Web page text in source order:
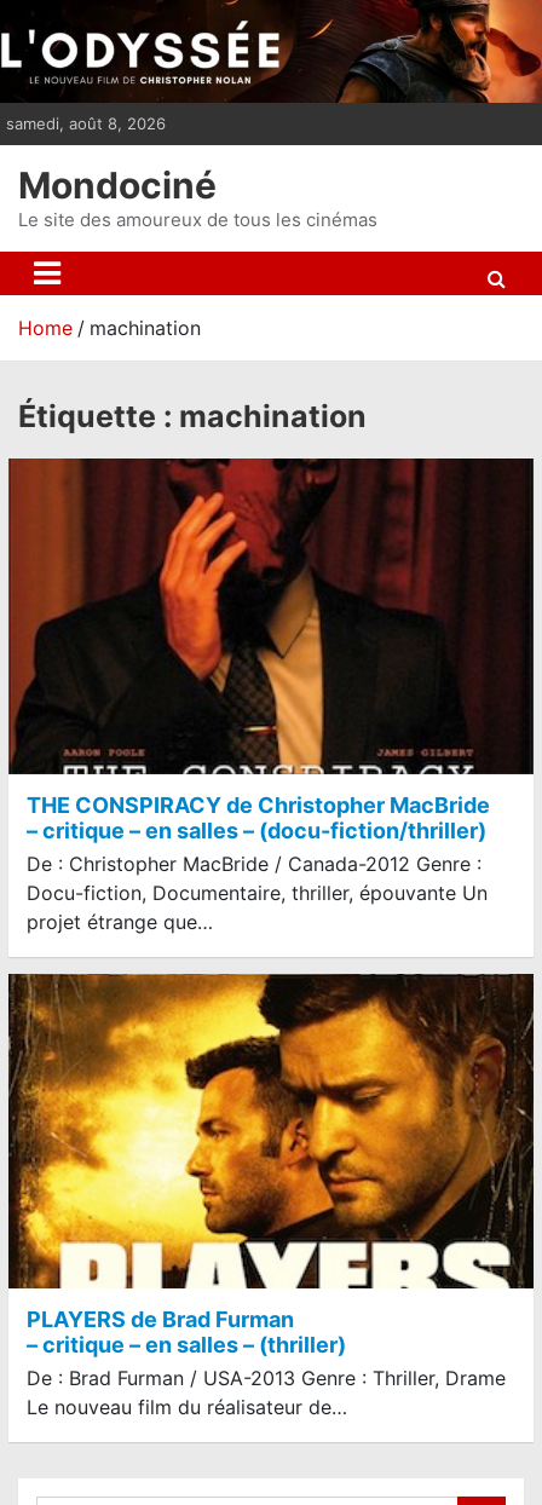
i
p
n
t
samedi, août 8, 2026
Mondociné
Le site des amoureux de tous les cinémas
Home machination
Étiquette : machination
THE CONSPIRACY de Christopher MacBride
– critique – en salles – (docu-fiction/thriller)
De : Christopher MacBride / Canada-2012 Genre :
Docu-fiction, Documentaire, thriller, épouvante Un
projet étrange que…
PLAYERS de Brad Furman
– critique – en salles – (thriller)
De : Brad Furman / USA-2013 Genre : Thriller, Drame
Le nouveau film du réalisateur de…